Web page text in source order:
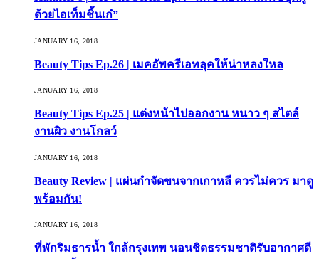
ด้วยไอเท็มชิ้นเก๋”
JANUARY 16, 2018
Beauty Tips Ep.26 | เมคอัพครีเอทลุคให้น่าหลงใหล
JANUARY 16, 2018
Beauty Tips Ep.25 | แต่งหน้าไปออกงาน หนาว ๆ สไตล์
งานผิว งานโกลว์
JANUARY 16, 2018
Beauty Review | แผ่นกำจัดขนจากเกาหลี ควรไม่ควร มาดู
พร้อมกัน!
JANUARY 16, 2018
ที่พักริมธารน้ำ ใกล้กรุงเทพ นอนชิดธรรมชาติรับอากาศดี